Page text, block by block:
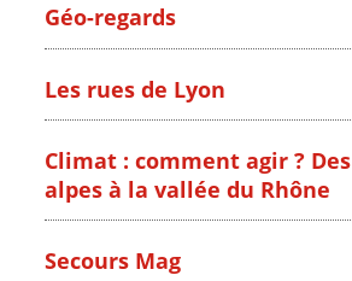
Géo-regards
Les rues de Lyon
Climat : comment agir ? Des
alpes à la vallée du Rhône
Secours Mag